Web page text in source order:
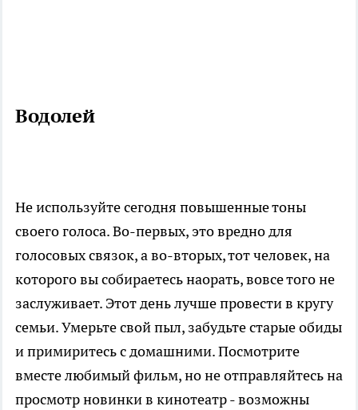
Водолей
Не используйте сегодня повышенные тоны
своего голоса. Во-первых, это вредно для
голосовых связок, а во-вторых, тот человек, на
которого вы собираетесь наорать, вовсе того не
заслуживает. Этот день лучше провести в кругу
семьи. Умерьте свой пыл, забудьте старые обиды
и примиритесь с домашними. Посмотрите
вместе любимый фильм, но не отправляйтесь на
просмотр новинки в кинотеатр - возможны